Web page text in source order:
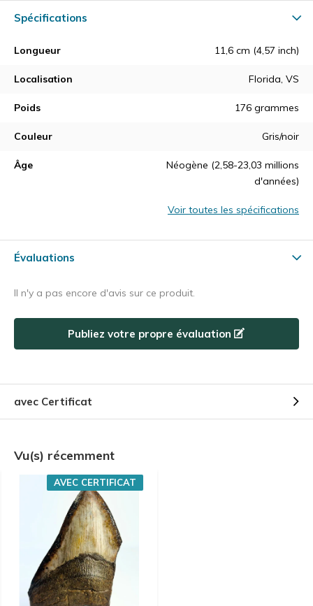
Spécifications
Longueur 11,6 cm (4,57 inch)
Localisation Florida, VS
Poids 176 grammes
Couleur Gris/noir
Âge
Néogène (2,58-23,03 millions
d'années)
Voir toutes les spécifications
Évaluations
Il n'y a pas encore d'avis sur ce produit.
Publiez votre propre évaluation
avec Certificat
Vu(s) récemment
AVEC CERTIFICAT